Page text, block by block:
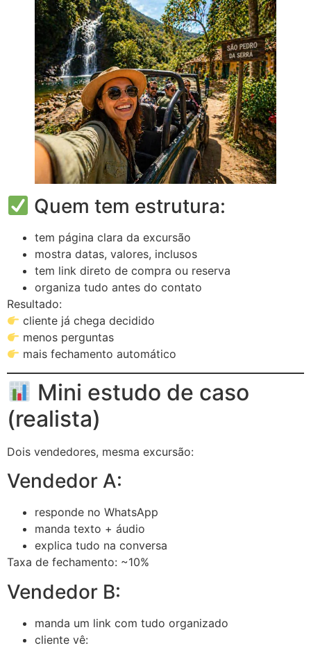
Quem tem estrutura:
tem página clara da excursão
mostra datas, valores, inclusos
tem link direto de compra ou reserva
organiza tudo antes do contato
Resultado:
cliente já chega decidido
menos perguntas
mais fechamento automático
Mini estudo de caso
(realista)
Dois vendedores, mesma excursão:
Vendedor A:
responde no WhatsApp
manda texto + áudio
explica tudo na conversa
Taxa de fechamento: ~10%
Vendedor B:
manda um link com tudo organizado
cliente vê: